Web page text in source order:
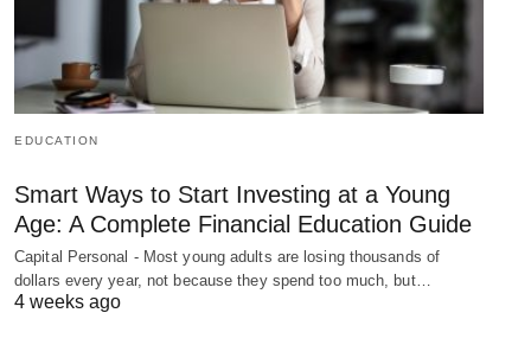
EDUCATION
Smart Ways to Start Investing at a Young
Age: A Complete Financial Education Guide
Capital Personal - Most young adults are losing thousands of
dollars every year, not because they spend too much, but…
4 weeks ago